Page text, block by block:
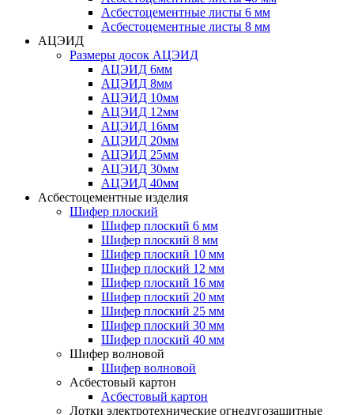
Асбестоцементные листы 6 мм
Асбестоцементные листы 8 мм
АЦЭИД
Размеры досок АЦЭИД
АЦЭИД 6мм
АЦЭИД 8мм
АЦЭИД 10мм
АЦЭИД 12мм
АЦЭИД 16мм
АЦЭИД 20мм
АЦЭИД 25мм
АЦЭИД 30мм
АЦЭИД 40мм
Асбестоцементные изделия
Шифер плоский
Шифер плоский 6 мм
Шифер плоский 8 мм
Шифер плоский 10 мм
Шифер плоский 12 мм
Шифер плоский 16 мм
Шифер плоский 20 мм
Шифер плоский 25 мм
Шифер плоский 30 мм
Шифер плоский 40 мм
Шифер волновой
Шифер волновой
Асбестовый картон
Асбестовый картон
Лотки электротехнические огнедугозащитные